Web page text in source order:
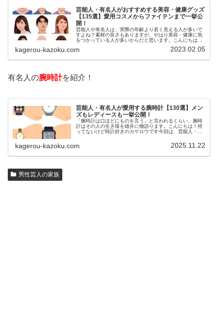
芸能人・有名人がおすすめする美容・健康グッズ
【135選】愛用コスメからファイテンまで一挙公
開！
芸能人や有名人は、実際の年齢より若く見える人が多いで
すよね？素材の良さもありますが、やはり美容・健康に気
をつかっている人が多いからだと思います。こんにちは！
いるのでしょうか？今回は、芸能人…
kagerou-kazoku.com 2023.02.05
有名人の腕時計を紹介！
芸能人・有名人が愛用する腕時計【130選】メン
ズもレディースも一挙公開！
「腕時計は口ほどにものを言う」と言われるくらい、腕時
計はその人の生き様を雄弁に物語ります。こんにちは！持
ってないけど時計好きのカゲロウです今回は、芸能人・有
kagerou-kazoku.com 2025.11.22
男性芸人の家族